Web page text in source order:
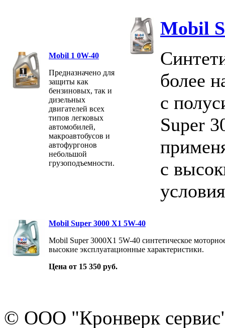
Mobil 1 0W-40
Предназначено для
защиты как
бензиновых, так и
дизельных
двигателей всех
типов легковых
автомобилей,
макроавтобусов и
автофургонов
небольшой
грузоподъемности.
Mobil
более
с
Super
с
Mobil Super 3000 X1 5W-40
Mobil Super 3000X1 5W-40 синтетическое
высокие эксплуатационные характеристики.
Цена от 15 350 руб.
© ООО "Кронверк